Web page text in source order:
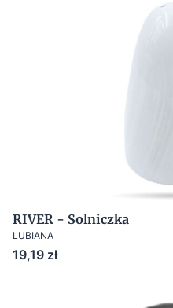
RIVER - Solniczka
LUBIANA
Cena
19,19 zł